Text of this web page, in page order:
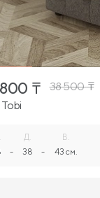
₸ 38 500₸
-
Д.
38 -
В.
43 см.